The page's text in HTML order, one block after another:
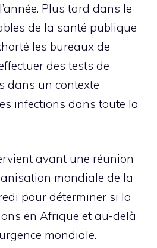
Plus tard dans le
de la santé publique
les bureaux de
des tests de
dans un contexte
infections dans toute la
avant une réunion
mondiale de la
pour déterminer si la
en Afrique et au-delà
mondiale.